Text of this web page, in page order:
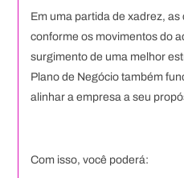
Em uma partida de xadrez,
conforme os movimentos do
surgimento de uma melhor
Plano de Negócio também
alinhar a empresa a seu
Com isso, você poderá: